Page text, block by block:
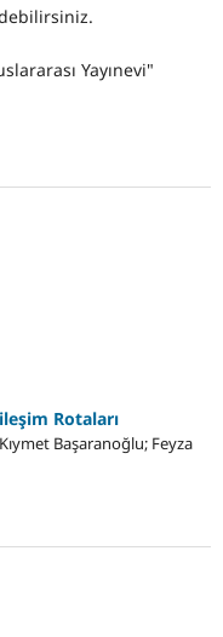
Yayınevi"
Rotaları
Başaranoğlu; Feyza